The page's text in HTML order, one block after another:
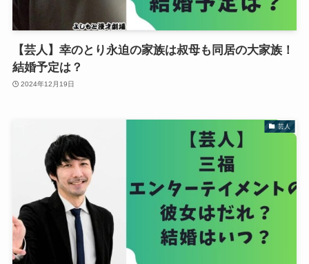
【芸人】幸のとり永迫の家族は叔母も同居の大家族！
結婚予定は？
2024年12月19日
芸人